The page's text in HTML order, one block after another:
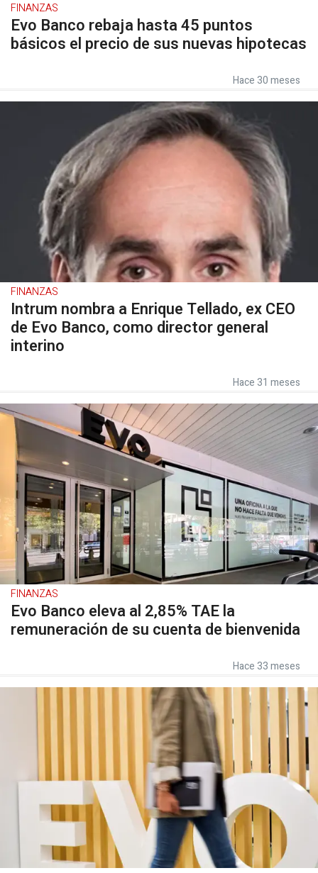
FINANZAS
Evo Banco rebaja hasta 45 puntos
básicos el precio de sus nuevas hipotecas
Hace 30 meses
FINANZAS
Intrum nombra a Enrique Tellado, ex CEO
de Evo Banco, como director general
interino
Hace 31 meses
FINANZAS
Evo Banco eleva al 2,85% TAE la
remuneración de su cuenta de bienvenida
Hace 33 meses